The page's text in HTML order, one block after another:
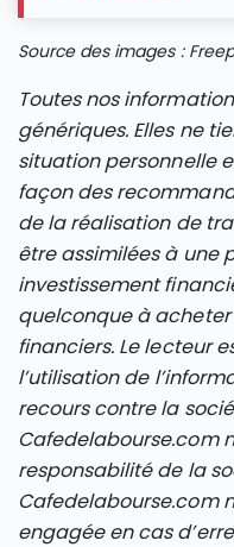
Source des images :
Toutes nos
génériques. Elles ne
situation personnelle
façon des
de la réalisation de
être assimilées à une
investissement
quelconque à
financiers. Le lecteur
l’utilisation de
recours contre la
Cafedelabourse.com
responsabilité de la
Cafedelabourse.com
engagée en cas